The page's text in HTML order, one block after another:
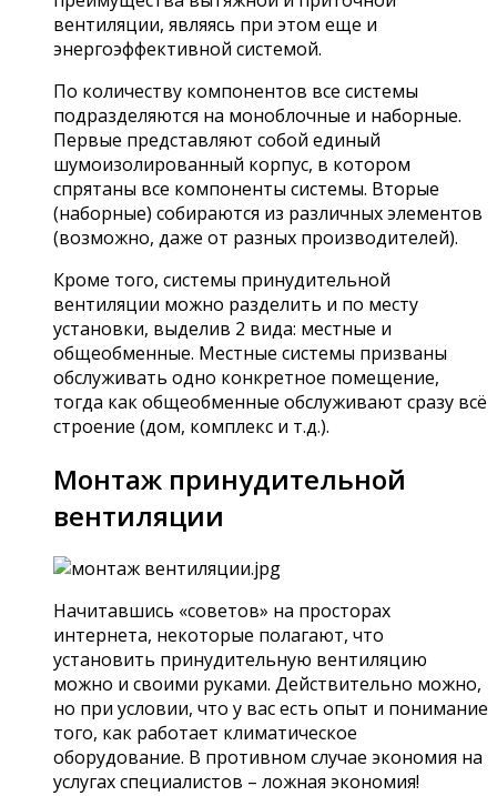
вентиляции, являясь при этом еще и
энергоэффективной системой.
По количеству компонентов все системы
подразделяются на моноблочные и наборные.
Первые представляют собой единый
шумоизолированный корпус, в котором
спрятаны все компоненты системы. Вторые
(наборные) собираются из различных элементов
(возможно, даже от разных производителей).
Кроме того, системы принудительной
вентиляции можно разделить и по месту
установки, выделив 2 вида: местные и
общеобменные. Местные системы призваны
обслуживать одно конкретное помещение,
тогда как общеобменные обслуживают сразу всё
строение (дом, комплекс и т.д.).
Монтаж принудительной
вентиляции
Начитавшись «советов» на просторах
интернета, некоторые полагают, что
установить принудительную вентиляцию
можно и своими руками. Действительно можно,
но при условии, что у вас есть опыт и понимание
того, как работает климатическое
оборудование. В противном случае экономия на
услугах специалистов – ложная экономия!